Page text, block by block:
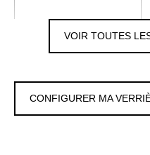
Colori / Finition
VOIR TOUTES
CONFIGURER MA